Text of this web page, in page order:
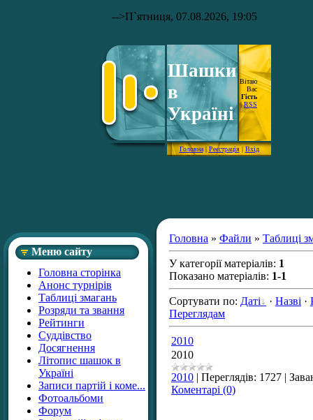
-->П`ятниця, 07.08.2026, 19:05
Шашки
в
Україні
Вітаю
Вас
Гість
|RSS
Головна|Реєстрація|Вхід
Меню сайту
Головна сторінка
Анонс турнірів
Таблиці змагань
Розряди та звання
Рейтинги
Суддівство
Досягнення
Літопис шашок в
Україні
Записи партій і коме...
Фотоальбоми
Форум
Головна » Файли » Таблиці
У категорії матеріалів: 1
Показано матеріалів: 1-1
Сортувати по: Даті · Назві ·
Переглядам
2010
2010
2010 | Переглядів: 1727 |
Коментарі (0)